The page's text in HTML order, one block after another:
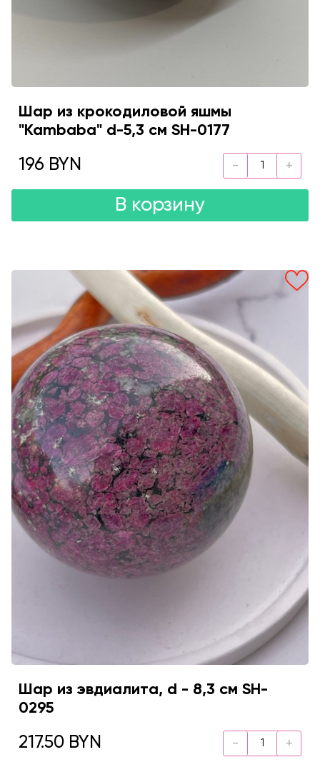
Шар из крокодиловой яшмы
"Kambaba" d-5,3 см SH-0177
196 BYN
В корзину
Шар из эвдиалита, d - 8,3 см SH-
0295
217.50 BYN